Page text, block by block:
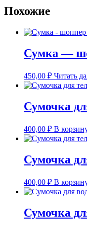
Похожие
Сумка —
450,00 ₽ Читать
Сумочка
400,00 ₽ В
Сумочка
400,00 ₽ В
Сумочка